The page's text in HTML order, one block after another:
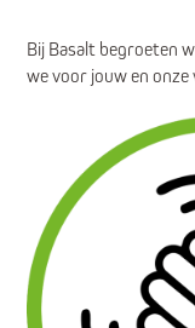
Bij Basalt begroeten
we voor jouw en onze